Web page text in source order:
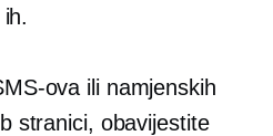
ova ili namjenskih
stranici, obavijestite